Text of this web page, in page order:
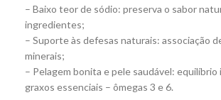
– Baixo teor de sódio: preserva o sabor
ingredientes;
– Suporte às defesas naturais: associação
minerais;
– Pelagem bonita e pele saudável: equilíbrio
graxos essenciais – ômegas 3 e 6.